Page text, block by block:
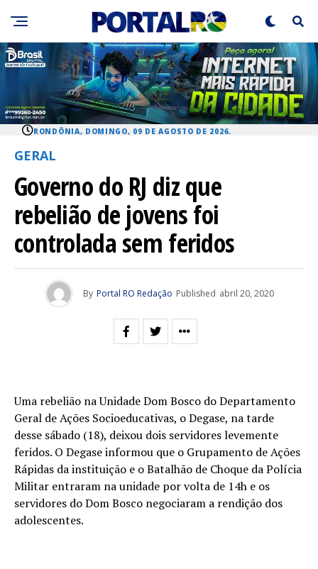
RONDÔNIA, DOMINGO, 09 DE AGOSTO DE 2026.
GERAL
Governo do RJ diz que
rebelião de jovens foi
controlada sem feridos
By Portal RO Redação Published abril 20, 2020
Uma rebelião na Unidade Dom Bosco do Departamento
Geral de Ações Socioeducativas, o Degase, na tarde
desse sábado (18), deixou dois servidores levemente
feridos. O Degase informou que o Grupamento de Ações
Rápidas da instituição e o Batalhão de Choque da Polícia
Militar entraram na unidade por volta de 14h e os
servidores do Dom Bosco negociaram a rendição dos
adolescentes.